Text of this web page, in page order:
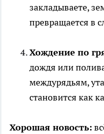
закладываете,
превращается в
Хождение по
дождя или
междурядьям,
становится как
Хорошая новость: